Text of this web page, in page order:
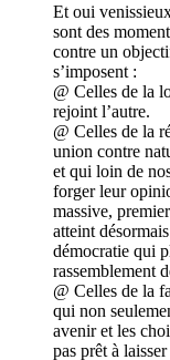
Et oui
sont des
contre un
s’imposent :
@ Celles de la
rejoint l’autre.
@ Celles de la
union contre
et qui loin de
forger leur
massive,
atteint
démocratie qui
rassemblement
@ Celles de la
qui non
avenir et les
pas prêt à